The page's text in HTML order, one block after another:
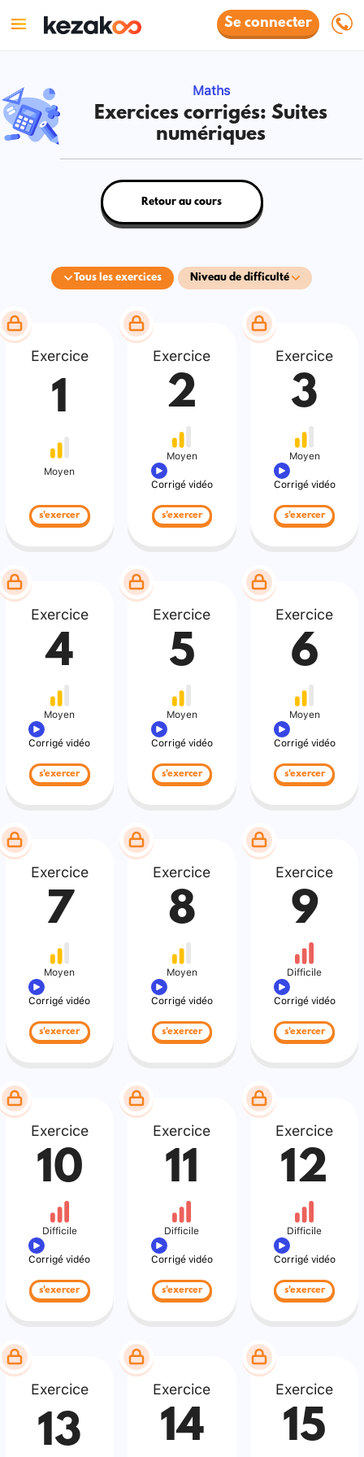
Se connecter
Maths
Exercices corrigés: Suites
numériques
Tous les exercices Niveau de difficulté
Retour au cours
Exercice
1
Moyen
s'exercer
Exercice
2
Moyen
Corrigé vidéo
s'exercer
Exercice
3
Moyen
Corrigé vidéo
s'exercer
Exercice
4
Moyen
Corrigé vidéo
s'exercer
Exercice
5
Moyen
Corrigé vidéo
s'exercer
Exercice
6
Moyen
Corrigé vidéo
s'exercer
Exercice
7
Moyen
Corrigé vidéo
s'exercer
Exercice
8
Moyen
Corrigé vidéo
s'exercer
Exercice
9
Difficile
Corrigé vidéo
s'exercer
Exercice
10
Difficile
Corrigé vidéo
s'exercer
Exercice
11
Difficile
Corrigé vidéo
s'exercer
Exercice
12
Difficile
Corrigé vidéo
s'exercer
Exercice
13
Exercice
14
Exercice
15